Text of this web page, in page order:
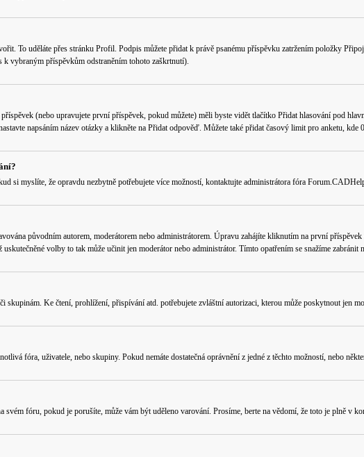
To uděláte přes stránku Profil. Podpis můžete přidat k právě psanému příspěvku zatržením položky
vybraným příspěvkům odstraněním tohoto zaškrtnutí).
(nebo upravujete první příspěvek, pokud můžete) měli byste vidět tlačítko Přidat hlasování pod
napsáním název otázky a klikněte na Přidat odpověď. Můžete také přidat časový limit pro anketu, kde
si myslíte, že opravdu nezbytně potřebujete více možností, kontaktujte administrátora fóra
původním autorem, moderátorem nebo administrátorem. Úpravu zahájíte kliknutím na první
volby to tak může učinit jen moderátor nebo administrátor. Tímto opatřením se snažíme zabránit
skupinám. Ke čtení, prohlížení, přispívání atd. potřebujete zvláštní autorizaci, kterou může poskytnout jen
fóra, uživatele, nebo skupiny. Pokud nemáte dostatečná oprávnění z jedné z těchto možností, nebo
svém fóru, pokud je porušíte, může vám být uděleno varování. Prosíme, berte na vědomí, že toto je plně v